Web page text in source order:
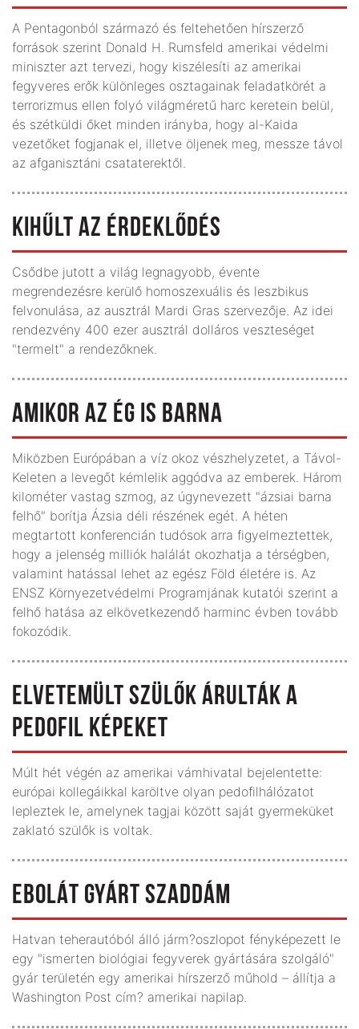
A Pentagonból származó és feltehetően hírszerző
források szerint Donald H. Rumsfeld amerikai védelmi
miniszter azt tervezi, hogy kiszélesíti az amerikai
fegyveres erők különleges osztagainak feladatkörét a
terrorizmus ellen folyó világméretű harc keretein belül,
és szétküldi őket minden irányba, hogy al-Kaida
vezetőket fogjanak el, illetve öljenek meg, messze távol
az afganisztáni csataterektől.
KIHŰLT AZ ÉRDEKLŐDÉS
Csődbe jutott a világ legnagyobb, évente
megrendezésre kerülő homoszexuális és leszbikus
felvonulása, az ausztrál Mardi Gras szervezője. Az idei
rendezvény 400 ezer ausztrál dolláros veszteséget
"termelt" a rendezőknek.
AMIKOR AZ ÉG IS BARNA
Miközben Európában a víz okoz vészhelyzetet, a Távol-
Keleten a levegőt kémlelik aggódva az emberek. Három
kilométer vastag szmog, az úgynevezett "ázsiai barna
felhő" borítja Ázsia déli részének egét. A héten
megtartott konferencián tudósok arra figyelmeztettek,
hogy a jelenség milliók halálát okozhatja a térségben,
valamint hatással lehet az egész Föld életére is. Az
ENSZ Környezetvédelmi Programjának kutatói szerint a
felhő hatása az elkövetkezendő harminc évben tovább
fokozódik.
ELVETEMÜLT SZÜLŐK ÁRULTÁK A
PEDOFIL KÉPEKET
Múlt hét végén az amerikai vámhivatal bejelentette:
európai kollegáikkal karöltve olyan pedofilhálózatot
lepleztek le, amelynek tagjai között saját gyermeküket
zaklató szülők is voltak.
EBOLÁT GYÁRT SZADDÁM
Hatvan teherautóból álló járm?oszlopot fényképezett le
egy "ismerten biológiai fegyverek gyártására szolgáló"
gyár területén egy amerikai hírszerző műhold – állítja a
Washington Post cím? amerikai napilap.